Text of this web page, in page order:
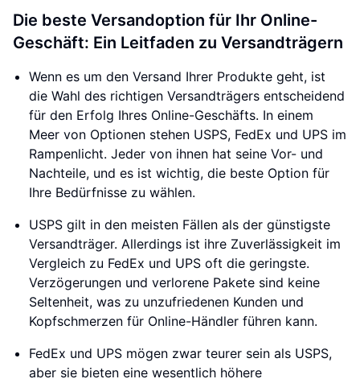
Die beste Versandoption für Ihr Online-
Geschäft: Ein Leitfaden zu Versandträgern
Wenn es um den Versand Ihrer Produkte geht, ist
die Wahl des richtigen Versandträgers entscheidend
für den Erfolg Ihres Online-Geschäfts. In einem
Meer von Optionen stehen USPS, FedEx und UPS im
Rampenlicht. Jeder von ihnen hat seine Vor- und
Nachteile, und es ist wichtig, die beste Option für
Ihre Bedürfnisse zu wählen.
USPS gilt in den meisten Fällen als der günstigste
Versandträger. Allerdings ist ihre Zuverlässigkeit im
Vergleich zu FedEx und UPS oft die geringste.
Verzögerungen und verlorene Pakete sind keine
Seltenheit, was zu unzufriedenen Kunden und
Kopfschmerzen für Online-Händler führen kann.
FedEx und UPS mögen zwar teurer sein als USPS,
aber sie bieten eine wesentlich höhere